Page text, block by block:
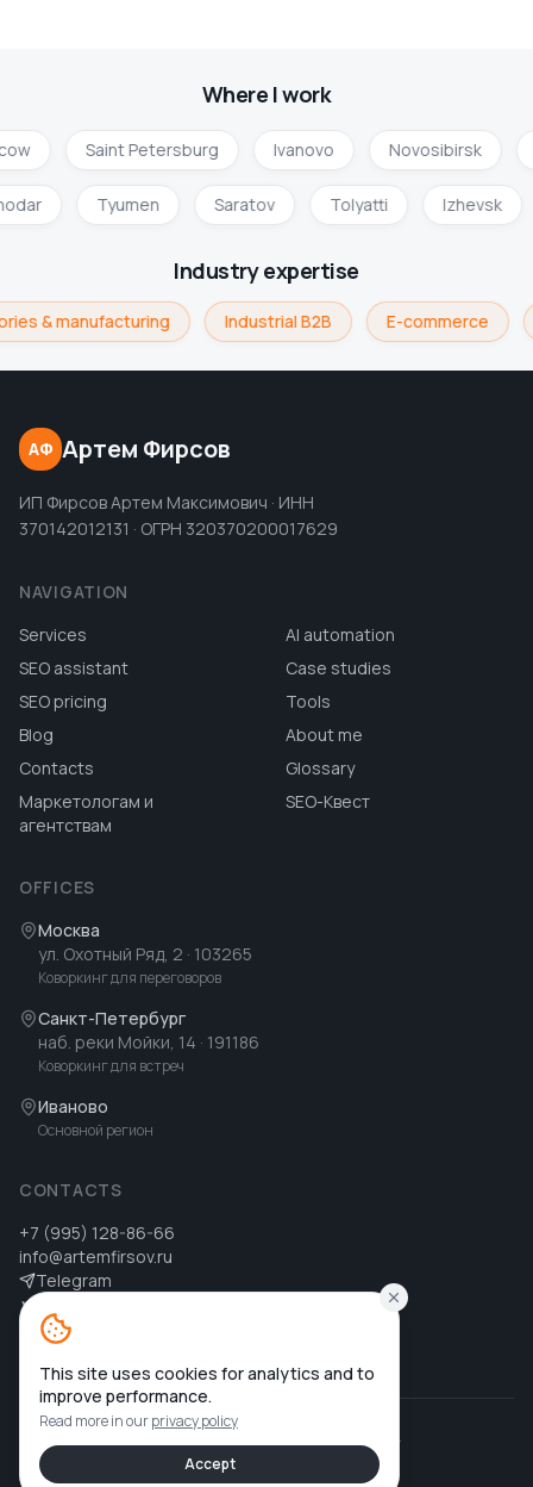
Where I work
Saint Petersburg Ivanovo Novosibirsk
Tyumen Saratov Tolyatti Izhevsk
Industry expertise
& manufacturing Industrial B2B E-commerce
АФ Артем Фирсов
ИП Фирсов Артем Максимович · ИНН
370142012131 · ОГРН 320370200017629
NAVIGATION
Services
AI automation
SEO assistant
Case studies
SEO pricing
Tools
Blog
About me
Contacts
Glossary
Маркетологам и
агентствам
SEO-Квест
OFFICES
Москва
ул. Охотный Ряд, 2 · 103265
Коворкинг для переговоров
Санкт-Петербург
наб. реки Мойки, 14 · 191186
Коворкинг для встреч
Иваново
Основной регион
CONTACTS
+7 (995) 128-86-66
info@artemfirsov.ru
Telegram
MAX MAX
2026 Артем Фирсов
All rights reserved.
Privacy policy
This site uses cookies for analytics and to
improve performance.
Read more in ourprivacy policy
Accept